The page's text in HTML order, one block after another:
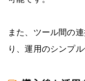
また、ツール間の
り、運用のシンプル